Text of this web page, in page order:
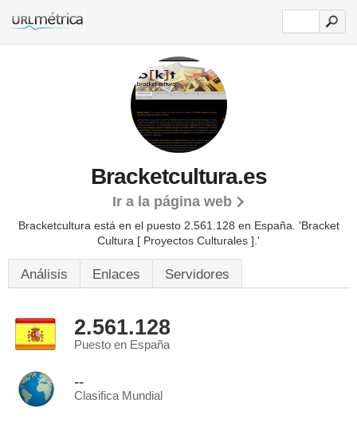
Bracketcultura.es
Ir a la página web
Bracketcultura está en el puesto 2.561.128 en España. 'Bracket
Cultura [ Proyectos Culturales ].'
Análisis Enlaces Servidores
2.561.128
Puesto en España
--
Clasifica Mundial